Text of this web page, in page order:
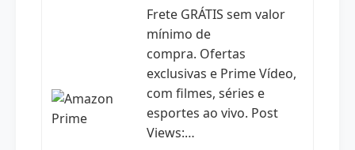
Frete GRÁTIS sem valor
mínimo de
compra. Ofertas
exclusivas e Prime Vídeo,
com filmes, séries e
esportes ao vivo. Post
Views:…